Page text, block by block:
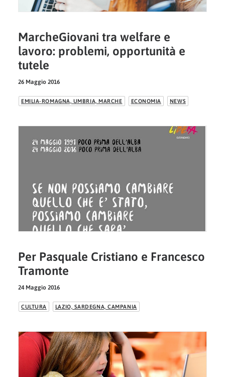
MarcheGiovani tra welfare e
lavoro: problemi, opportunità e
tutele
26 Maggio 2016
EMILIA-ROMAGNA, UMBRIA, MARCHE ECONOMIA NEWS
Per Pasquale Cristiano e Francesco
Tramonte
24 Maggio 2016
CULTURA LAZIO, SARDEGNA, CAMPANIA